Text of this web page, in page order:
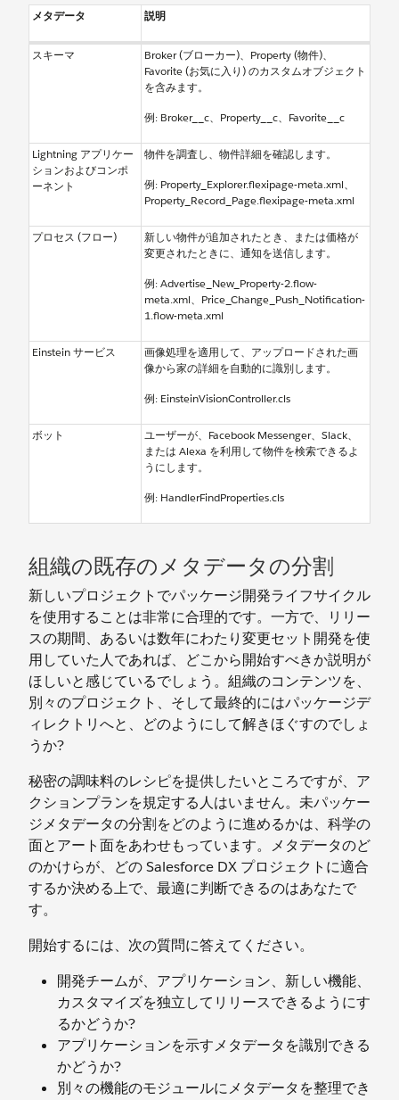
メタデータ 説明
スキーマ
Broker (ブローカー)、Property (物件)、
Favorite (お気に入り) のカスタムオブジェクト
を含みます。
例: Broker__c、Property__c、Favorite__c
Lightning アプリケー
ションおよびコンポ
ーネント
物件を調査し、物件詳細を確認します。
例: Property_Explorer.flexipage-meta.xml、
Property_Record_Page.flexipage-meta.xml
プロセス (フロー)
新しい物件が追加されたとき、または価格が
変更されたときに、通知を送信します。
例: Advertise_New_Property-2.flow-
meta.xml、Price_Change_Push_Notification-
1.flow-meta.xml
Einstein サービス
画像処理を適用して、アップロードされた画
像から家の詳細を自動的に識別します。
例: EinsteinVisionController.cls
ボット
ユーザーが、Facebook Messenger、Slack、
または Alexa を利用して物件を検索できるよ
うにします。
例: HandlerFindProperties.cls
組織の既存のメタデータの分割
新しいプロジェクトでパッケージ開発ライフサイクル
を使用することは非常に合理的です。一方で、リリー
スの期間、あるいは数年にわたり変更セット開発を使
用していた人であれば、どこから開始すべきか説明が
ほしいと感じているでしょう。組織のコンテンツを、
別々のプロジェクト、そして最終的にはパッケージデ
ィレクトリへと、どのようにして解きほぐすのでしょ
うか?
秘密の調味料のレシピを提供したいところですが、ア
クションプランを規定する人はいません。未パッケー
ジメタデータの分割をどのように進めるかは、科学の
面とアート面をあわせもっています。メタデータのど
のかけらが、どの Salesforce DX プロジェクトに適合
するか決める上で、最適に判断できるのはあなたで
す。
開始するには、次の質問に答えてください。
開発チームが、アプリケーション、新しい機能、
カスタマイズを独立してリリースできるようにす
るかどうか?
アプリケーションを示すメタデータを識別できる
かどうか?
別々の機能のモジュールにメタデータを整理でき